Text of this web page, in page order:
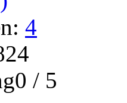
4
/ 5